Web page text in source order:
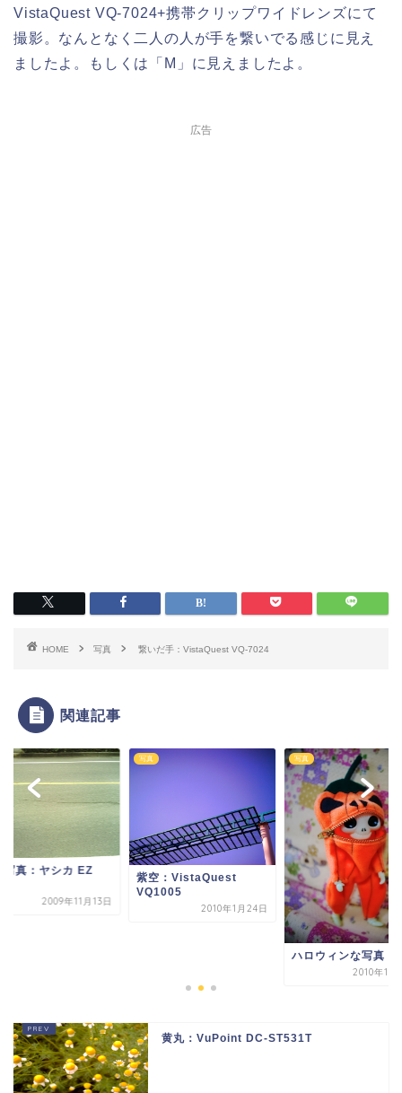
VistaQuest VQ-7024+携帯クリップワイドレンズにて
撮影。なんとなく二人の人が手を繋いでる感じに見え
ましたよ。もしくは「M」に見えましたよ。
広告
HOME 写真 繋いだ手：VistaQuest VQ-7024
関連記事
写真：ヤシカ EZ
2009年11月13日
写真
紫空：VistaQuest
VQ1005
2010年1月24日
写真
ハロウィンな写真
2010年10
黄丸：VuPoint DC-ST531T